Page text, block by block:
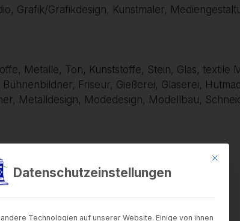
Grafik/Grafikdesign, Kunstmaler,
Metalle, Ton, Kunststoffe, Stein, Glas, textile
Friseur, Gießerei, Glaserei,
Metalldesign, Modedesign, Modellbau,
Mit
Datenschutzeinstellungen
Technologien auf unserer Website. Einige von ihnen